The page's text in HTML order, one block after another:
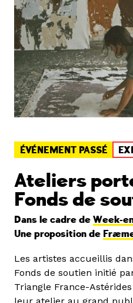
ÉVÉNEMENT PASSÉ
Ateliers
Fonds de
Dans le cadre de Week-
Une proposition de
Les artistes accueillis
Fonds de soutien initié
Triangle France-